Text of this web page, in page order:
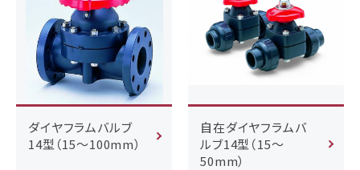
ダイヤフラムバルブ
14型（15～100mm）
自在ダイヤフラムバ
ルブ14型（15～
50mm）